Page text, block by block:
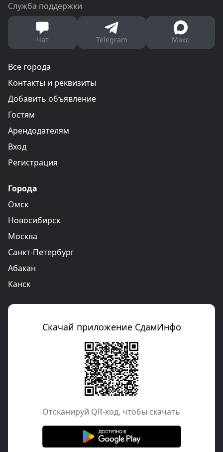
Служба поддержки
Чат Telegram Макс
Все города
Контакты и реквизиты
Добавить объявление
Гостям
Арендодателям
Вход
Регистрация
Города
Омск
Новосибирск
Москва
Санкт-Петербург
Абакан
Канск
Скачай приложение СдамИнфо
Отcканируй QR-код, чтобы скачать